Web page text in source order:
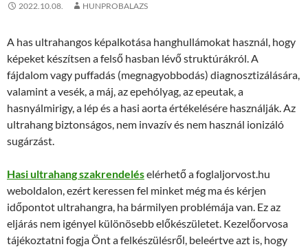
2022.10.08. HUNPROBALAZS
A has ultrahangos képalkotása hanghullámokat használ, hogy
képeket készítsen a felső hasban lévő struktúrákról. A
fájdalom vagy puffadás (megnagyobbodás) diagnosztizálására,
valamint a vesék, a máj, az epehólyag, az epeutak, a
hasnyálmirigy, a lép és a hasi aorta értékelésére használják. Az
ultrahang biztonságos, nem invazív és nem használ ionizáló
sugárzást.
Hasi ultrahang szakrendeléselérhető a foglaljorvost.hu
weboldalon, ezért keressen fel minket még ma és kérjen
időpontot ultrahangra, ha bármilyen problémája van. Ez az
eljárás nem igényel különösebb előkészületet. Kezelőorvosa
tájékoztatni fogja Önt a felkészülésről, beleértve azt is, hogy